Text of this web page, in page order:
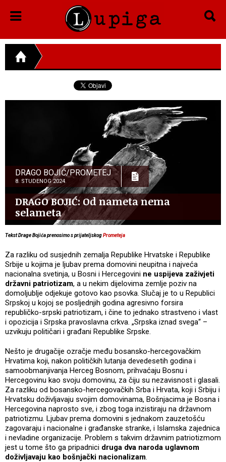
DRAGO BOJIĆ/PROMETEJ
8. STUDENOG 2024.
DRAGO BOJIĆ: ​Od nameta nema
selameta
Tekst Drage Bojića prenosimo s prijateljskogPrometeja
Za razliku od susjednih zemalja Republike Hrvatske i Republike
Srbije u kojima je ljubav prema domovini neupitna i najveća
nacionalna svetinja, u Bosni i Hercegovini ne uspijeva zaživjeti
državni patriotizam, a u nekim dijelovima zemlje poziv na
domoljublje odjekuje gotovo kao psovka. Slučaj je to u Republici
Srpskoj u kojoj se posljednjih godina agresivno forsira
republičko-srpski patriotizam, i čine to jednako strastveno i vlast
i opozicija i Srpska pravoslavna crkva. „Srpska iznad svega“ –
uzvikuju političari i građani Republike Srpske.
Nešto je drugačije ozračje među bosansko-hercegovačkim
Hrvatima koji, nakon političkih lutanja devedesetih godina i
samoobmanjivanja Herceg Bosnom, prihvaćaju Bosnu i
Hercegovinu kao svoju domovinu, za čiju su nezavisnost i glasali.
Za razliku od bosansko-hercegovačkih Srba i Hrvata, koji i Srbiju i
Hrvatsku doživljavaju svojim domovinama, Bošnjacima je Bosna i
Hercegovina naprosto sve, i zbog toga inzistiraju na državnom
patriotizmu. Ljubav prema domovini s jednakom zauzetošću
zagovaraju i nacionalne i građanske stranke, i Islamska zajednica
i nevladine organizacije. Problem s takvim državnim patriotizmom
jest u tome što ga pripadnici druga dva naroda uglavnom
doživljavaju kao bošnjački nacionalizam.